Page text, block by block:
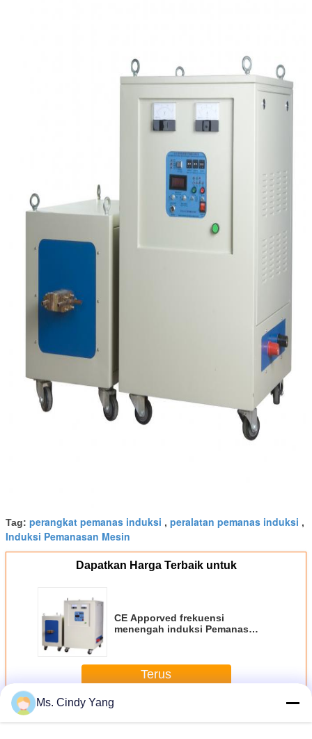
Tag: perangkat pemanas induksi , peralatan pemanas induksi ,
Induksi Pemanasan Mesin
Dapatkan Harga Terbaik untuk
CE Apporved frekuensi
menengah induksi Pemanas
Terus
Lebih Frekuensi Menengah Peralatan Pemanas Induksi
Ms. Cindy Yang